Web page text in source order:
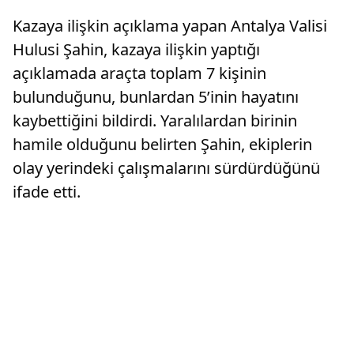
Kazaya ilişkin açıklama yapan Antalya Valisi
Hulusi Şahin, kazaya ilişkin yaptığı
açıklamada araçta toplam 7 kişinin
bulunduğunu, bunlardan 5’inin hayatını
kaybettiğini bildirdi. Yaralılardan birinin
hamile olduğunu belirten Şahin, ekiplerin
olay yerindeki çalışmalarını sürdürdüğünü
ifade etti.